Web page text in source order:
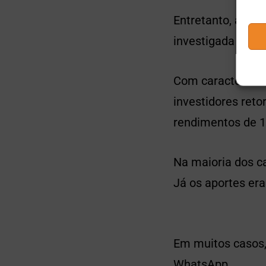
Entretanto, a
investigada pela
Com
investidores
rendimentos de
Na maioria dos
Já os aportes
Em muitos